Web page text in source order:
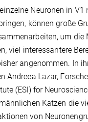
Neuronen in V1
können große
um die
viel interessantere
angenommen. In
Andreea Lazar,
(ESI) for
Katzen die
von